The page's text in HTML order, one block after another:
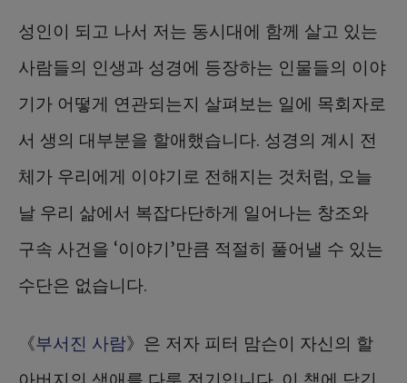
성인이 되고 나서 저는 동시대에 함께 살고 있는
사람들의 인생과 성경에 등장하는 인물들의 이야
기가 어떻게 연관되는지 살펴보는 일에 목회자로
서 생의 대부분을 할애했습니다. 성경의 계시 전
체가 우리에게 이야기로 전해지는 것처럼, 오늘
날 우리 삶에서 복잡다단하게 일어나는 창조와
구속 사건을 ‘이야기’만큼 적절히 풀어낼 수 있는
수단은 없습니다.
《부서진 사람》은 저자 피터 맘슨이 자신의 할